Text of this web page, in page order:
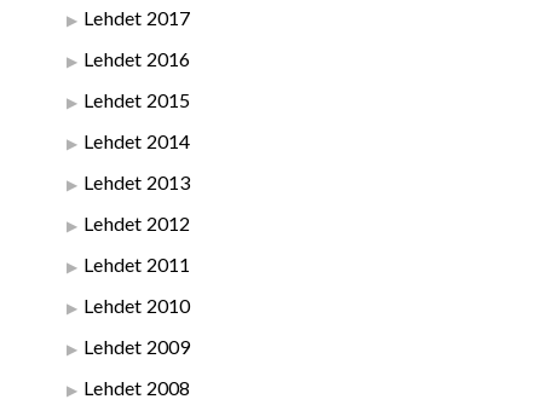
Lehdet 2017
Lehdet 2016
Lehdet 2015
Lehdet 2014
Lehdet 2013
Lehdet 2012
Lehdet 2011
Lehdet 2010
Lehdet 2009
Lehdet 2008